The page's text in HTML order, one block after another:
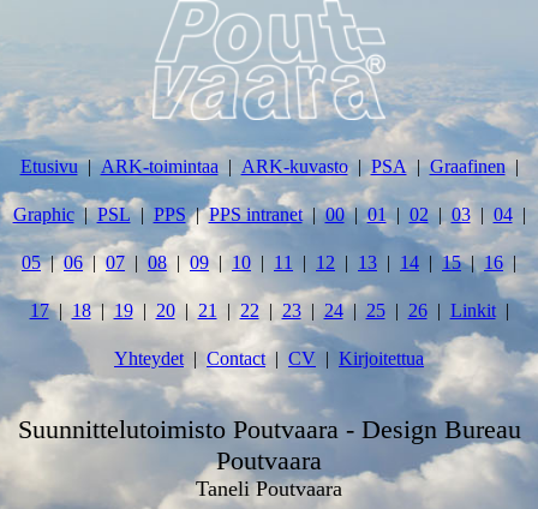
Etusivu ARK-toimintaa ARK-kuvasto PSA Graafinen
Graphic PSL PPS PPS intranet 00 01 02 03 04
05 06 07 08 09 10 11 12 13 14 15 16
17 18 19 20 21 22 23 24 25 26 Linkit
Yhteydet Contact CV Kirjoitettua
Suunnittelutoimisto Poutvaara - Design Bureau
Poutvaara
Taneli Poutvaara